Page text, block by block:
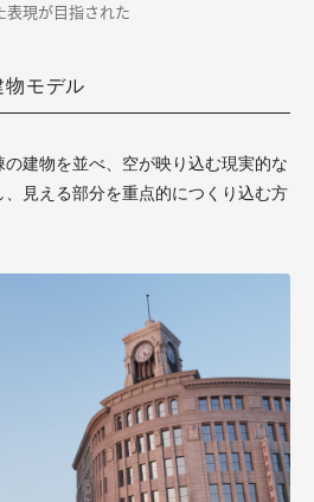
表現が目指された
物モデル
建物を並べ、空が映り込む現実的な
見える部分を重点的につくり込む方